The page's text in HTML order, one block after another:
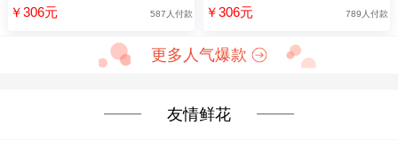
￥306元 587人付款 ￥306元 789人付款
更多人气爆款
友情鲜花